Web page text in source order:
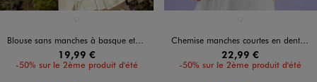
Blouse sans manches à basque et dos noué femme
19,99 €
-50% sur le 2ème produit d'été
Chemise manches courtes en dentelle extensible femme
22,99 €
-50% sur le 2ème produit d'été